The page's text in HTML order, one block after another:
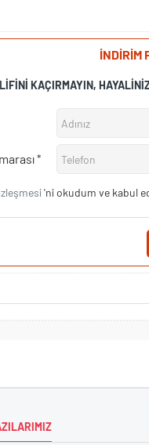
İNDİRİM
KAÇIRMAYIN,
'ni okudum ve kabul